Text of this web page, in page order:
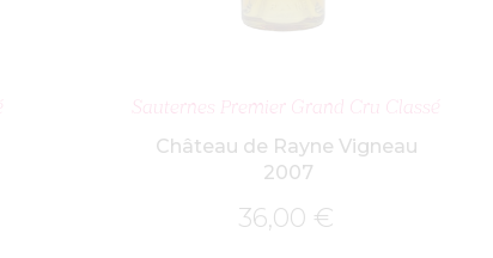
Sauternes Premier Grand Cru Classé
Château de Rayne Vigneau
2007
36,00 €
AJOUTER AU PANIER